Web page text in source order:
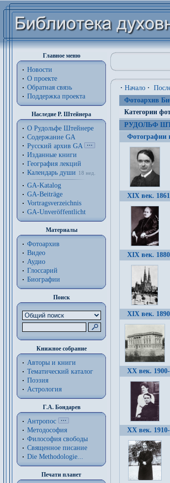
Главное меню
Новости
О проекте
Обратная связь
Поддержка проекта
Наследие Р. Штейнера
О Рудольфе Штейнере
Содержание GA
Русский архив GA
Изданные книги
География лекций
Календарь души
18 нед.
GA-Katalog
GA-Beiträge
Vortragsverzeichnis
GA-Unveröffentlicht
Материалы
Фотоархив
Видео
Аудио
Глоссарий
Биографии
Поиск
Книжное собрание
Авторы и книги
Тематический каталог
Поэзия
Астрология
Г.А. Бондарев
Антропос
Методософия
Философия cвободы
Священное писание
Die Methodologie...
Печати планет
· Начало ·
Фотоархив
Категории
РУДОЛЬФ
Фотографии
XIX век.
XIX век.
XIX век.
XX век.
XX век.